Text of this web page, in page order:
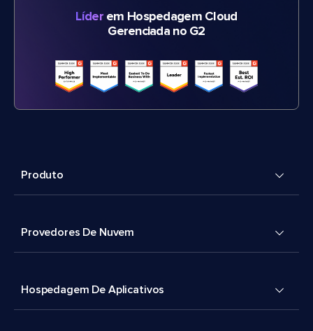
Líderem Hospedagem Cloud
Gerenciada no G2
Produto
Provedores De Nuvem
Hospedagem De Aplicativos